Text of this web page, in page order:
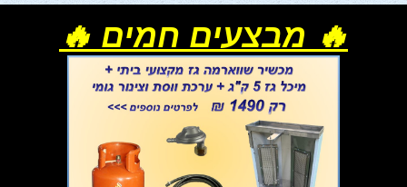
🔥 מבצעים חמים 🔥